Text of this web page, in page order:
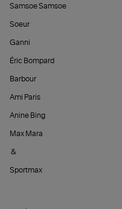
Samsoe Samsoe
Soeur
Ganni
Éric Bompard
Barbour
Ami Paris
Anine Bing
Max Mara
&
Sportmax